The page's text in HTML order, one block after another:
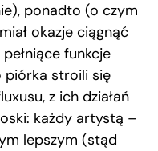
ponadto (o czym
okazje ciągnąć
funkcje
piórka stroili się
z ich działań
każdy artystą –
lepszym (stąd